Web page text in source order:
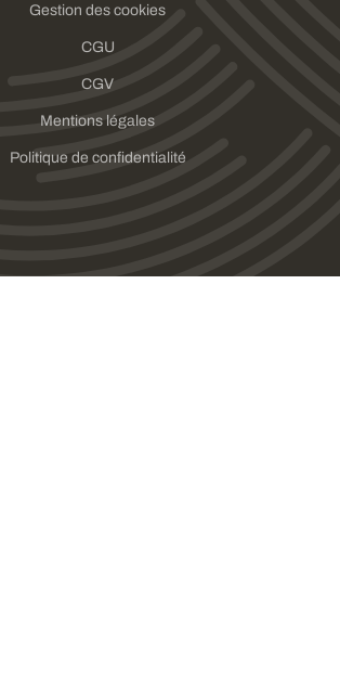
Gestion des cookies
CGU
CGV
Mentions légales
Politique de confidentialité